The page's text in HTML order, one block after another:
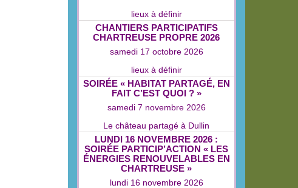
lieux à définir
CHANTIERS PARTICIPATIFS
CHARTREUSE PROPRE 2026
samedi 17 octobre 2026
lieux à définir
SOIRÉE « HABITAT PARTAGÉ, EN
FAIT C’EST QUOI ? »
samedi 7 novembre 2026
Le château partagé à Dullin
LUNDI 16 NOVEMBRE 2026 :
SOIRÉE PARTICIP’ACTION « LES
ÉNERGIES RENOUVELABLES EN
CHARTREUSE »
lundi 16 novembre 2026